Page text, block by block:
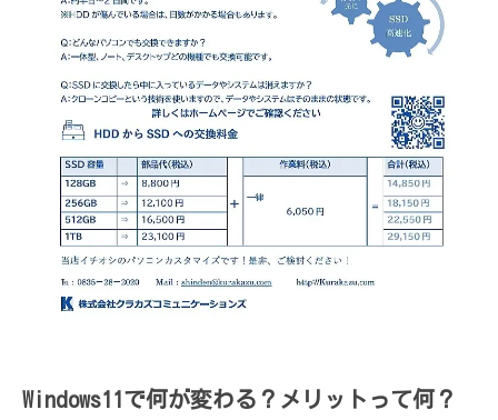
Windows11で何が変わる？メリットって何？